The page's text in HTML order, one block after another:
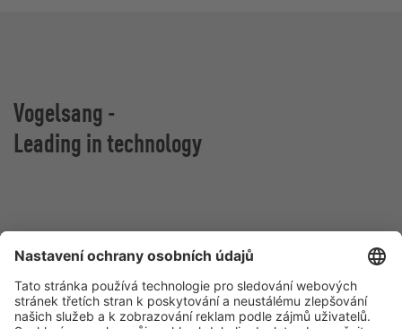
Vogelsang -
Leading in technology
Olomoucká 81
627 00 Brno
Česká republika